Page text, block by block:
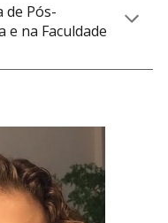
Pós-
e na Faculdade